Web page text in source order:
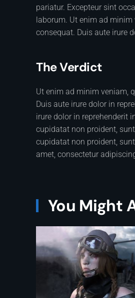
pariatur. Excepteur sint
laborum. Ut enim ad
consequat. Duis aute irure
The Verdict
Ut enim ad minim veniam,
Duis aute irure dolor in
irure dolor in reprehenderit
cupidatat non proident,
cupidatat non proident,
amet, consectetur
You Might